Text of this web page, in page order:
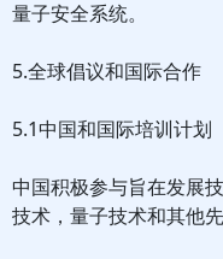
量子安全系统。
5.全球倡议和国际合作
5.1中国和国际培训计划
中国积极参与旨在发展
技术，量子技术和其他